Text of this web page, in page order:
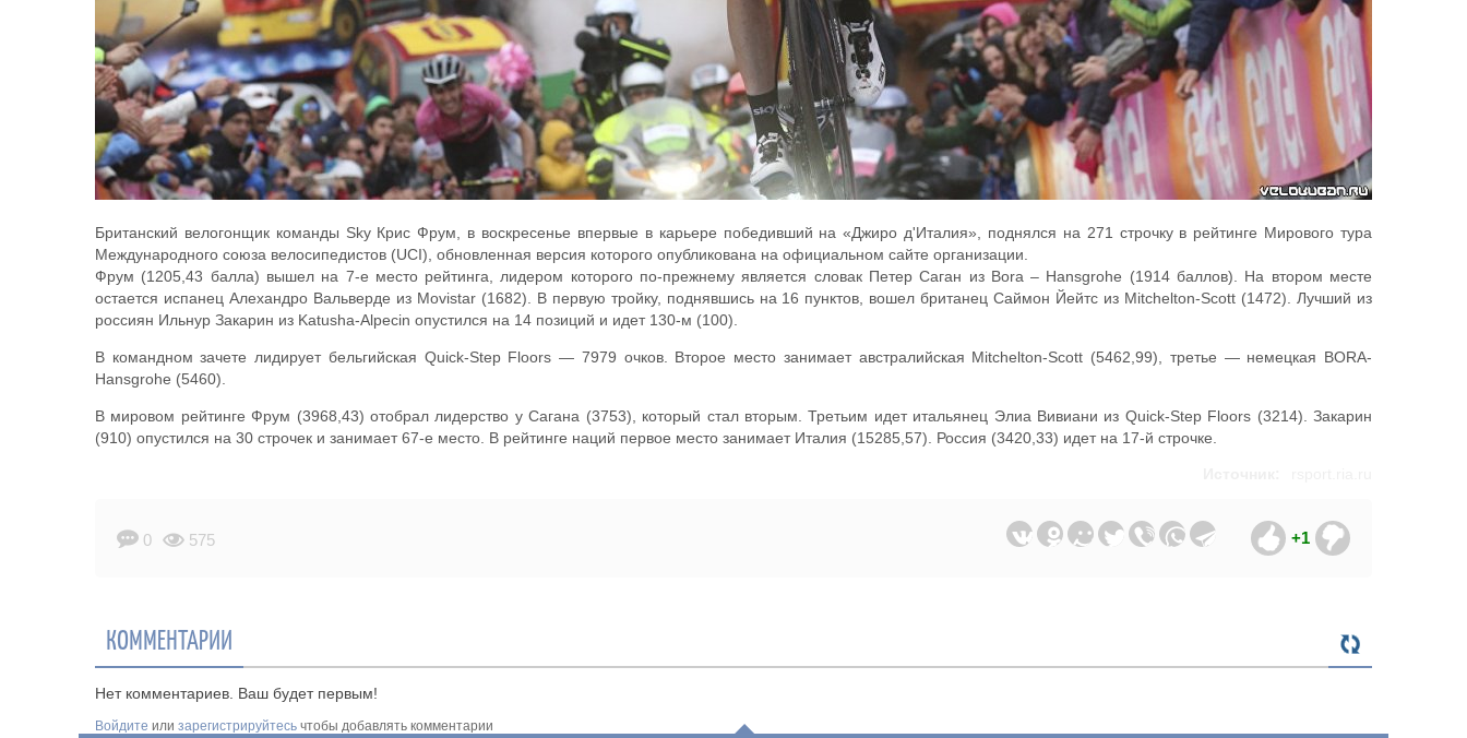
Британский велогонщик команды Sky Крис Фрум, в воскресенье впервые в карьере победивший на «Джиро д'Италия», поднялся на 271 строчку в рейтинге Мирового тура
Международного союза велосипедистов (UCI), обновленная версия которого опубликована на официальном сайте организации.
Фрум (1205,43 балла) вышел на 7-е место рейтинга, лидером которого по-прежнему является словак Петер Саган из Bora – Hansgrohe (1914 баллов). На втором месте
остается испанец Алехандро Вальверде из Movistar (1682). В первую тройку, поднявшись на 16 пунктов, вошел британец Саймон Йейтс из Mitchelton-Scott (1472). Лучший из
россиян Ильнур Закарин из Katusha-Alpecin опустился на 14 позиций и идет 130-м (100).
В командном зачете лидирует бельгийская Quick-Step Floors — 7979 очков. Второе место занимает австралийская Mitchelton-Scott (5462,99), третье — немецкая BORA-
Hansgrohe (5460).
В мировом рейтинге Фрум (3968,43) отобрал лидерство у Сагана (3753), который стал вторым. Третьим идет итальянец Элиа Вивиани из Quick-Step Floors (3214). Закарин
(910) опустился на 30 строчек и занимает 67-е место. В рейтинге наций первое место занимает Италия (15285,57). Россия (3420,33) идет на 17-й строчке.
0 575 +1
КОММЕНТАРИИ
Нет комментариев. Ваш будет первым!
Войдите или зарегистрируйтесь чтобы добавлять комментарии